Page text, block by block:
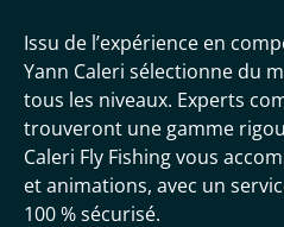
Issu de l’expérience en
Yann Caleri sélectionne du
tous les niveaux. Experts
trouveront une gamme
Caleri Fly Fishing vous
et animations, avec un
100 % sécurisé.